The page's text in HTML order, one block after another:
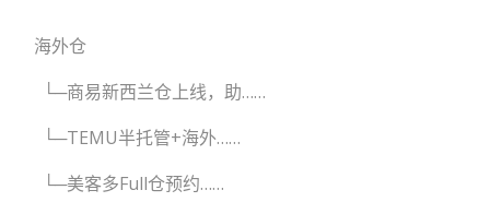
海外仓
└─商易新西兰仓上线，助……
└─TEMU半托管+海外……
└─美客多Full仓预约……